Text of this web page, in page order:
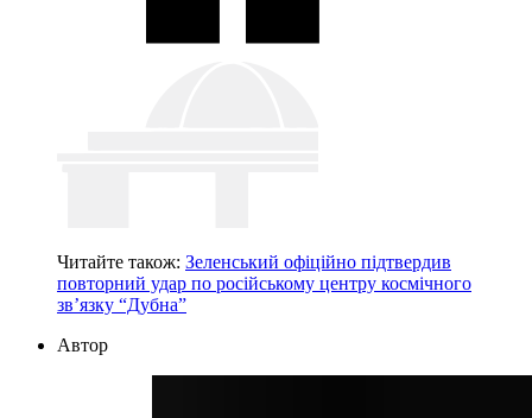
Читайте також: Зеленський офіційно підтвердив
повторний удар по російському центру космічного
зв’язку “Дубна”
Автор